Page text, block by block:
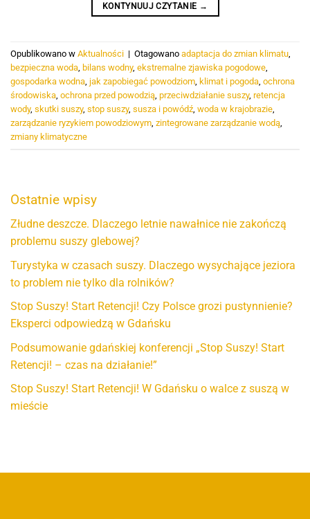
KONTYNUUJ CZYTANIE →
Opublikowano w Aktualności | Otagowano adaptacja do zmian klimatu
bezpieczna woda bilans wodny, ekstremalne zjawiska pogodowe
gospodarka wodna jak zapobiegać powodziom klimat i pogoda ochrona
środowiska ochrona przed powodzią przeciwdziałanie suszy, retencja
wody, skutki suszy, stop suszy, susza i powódź woda w krajobrazie
zarządzanie ryzykiem powodziowym zintegrowane zarządzanie wodą
zmiany klimatyczne
Ostatnie wpisy
Złudne deszcze. Dlaczego letnie nawałnice nie zakończą
problemu suszy glebowej?
Turystyka w czasach suszy. Dlaczego wysychające jeziora
to problem nie tylko dla rolników?
Stop Suszy! Start Retencji! Czy Polsce grozi pustynnienie?
Eksperci odpowiedzą w Gdańsku
Podsumowanie gdańskiej konferencji „Stop Suszy! Start
Retencji! – czas na działanie!”
Stop Suszy! Start Retencji! W Gdańsku o walce z suszą w
mieście